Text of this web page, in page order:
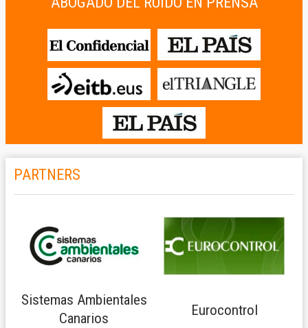
PARTNERS
Sistemas Ambientales
Canarios
Eurocontrol